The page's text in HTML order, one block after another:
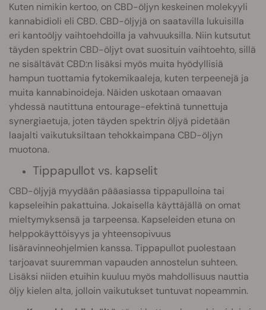
Kuten nimikin kertoo, on CBD-öljyn keskeinen molekyyli
kannabidioli eli CBD. CBD-öljyjä on saatavilla lukuisilla
eri kantoöljy vaihtoehdoilla ja vahvuuksilla. Niin kutsutut
täyden spektrin CBD-öljyt ovat suosituin vaihtoehto, sillä
ne sisältävät CBD:n lisäksi myös muita hyödyllisiä
hampun tuottamia fytokemikaaleja, kuten terpeenejä ja
muita kannabinoideja. Näiden uskotaan omaavan
yhdessä nautittuna entourage-efektinä tunnettuja
synergiaetuja, joten täyden spektrin öljyä pidetään
laajalti vaikutuksiltaan tehokkaimpana CBD-öljyn
muotona.
Tippapullot vs. kapselit
CBD-öljyjä myydään pääasiassa tippapulloina tai
kapseleihin pakattuina. Jokaisella käyttäjällä on omat
mieltymyksensä ja tarpeensa. Kapseleiden etuna on
helppokäyttöisyys ja yhteensopivuus
lisäravinneohjelmien kanssa. Tippapullot puolestaan
tarjoavat suuremman vapauden annostelun suhteen.
Lisäksi niiden etuihin kuuluu myös mahdollisuus nauttia
öljy kielen alta, jolloin vaikutukset tuntuvat nopeammin.